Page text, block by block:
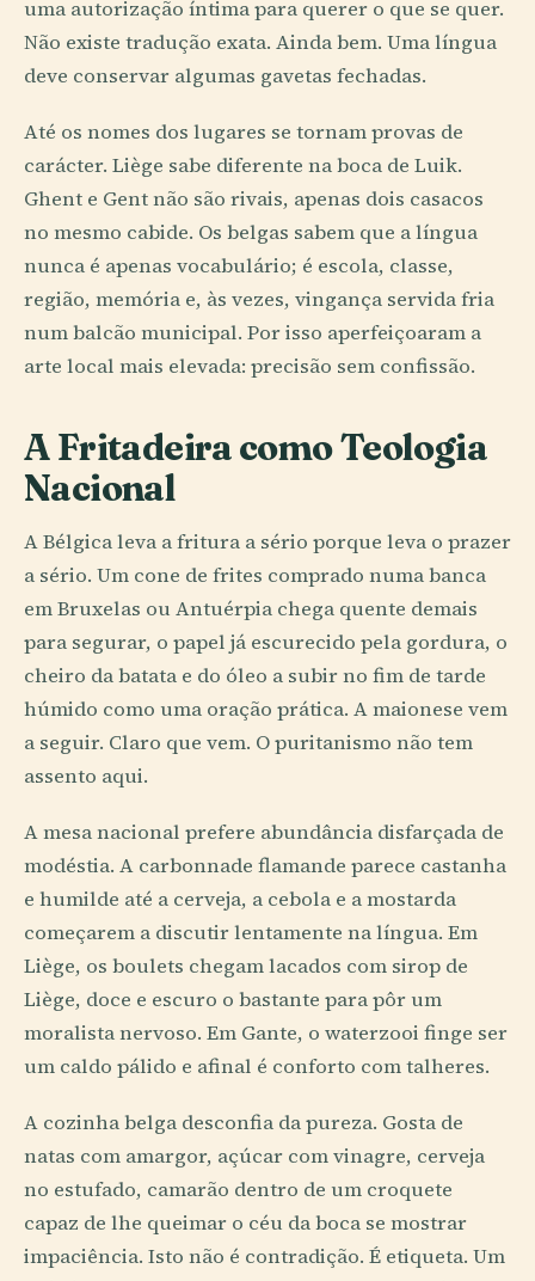
uma autorização íntima para querer o que se quer.
Não existe tradução exata. Ainda bem. Uma língua
deve conservar algumas gavetas fechadas.
Até os nomes dos lugares se tornam provas de
carácter. Liège sabe diferente na boca de Luik.
Ghent e Gent não são rivais, apenas dois casacos
no mesmo cabide. Os belgas sabem que a língua
nunca é apenas vocabulário; é escola, classe,
região, memória e, às vezes, vingança servida fria
num balcão municipal. Por isso aperfeiçoaram a
arte local mais elevada: precisão sem confissão.
A Fritadeira como Teologia
Nacional
A Bélgica leva a fritura a sério porque leva o prazer
a sério. Um cone de frites comprado numa banca
em Bruxelas ou Antuérpia chega quente demais
para segurar, o papel já escurecido pela gordura, o
cheiro da batata e do óleo a subir no fim de tarde
húmido como uma oração prática. A maionese vem
a seguir. Claro que vem. O puritanismo não tem
assento aqui.
A mesa nacional prefere abundância disfarçada de
modéstia. A carbonnade flamande parece castanha
e humilde até a cerveja, a cebola e a mostarda
começarem a discutir lentamente na língua. Em
Liège, os boulets chegam lacados com sirop de
Liège, doce e escuro o bastante para pôr um
moralista nervoso. Em Gante, o waterzooi finge ser
um caldo pálido e afinal é conforto com talheres.
A cozinha belga desconfia da pureza. Gosta de
natas com amargor, açúcar com vinagre, cerveja
no estufado, camarão dentro de um croquete
capaz de lhe queimar o céu da boca se mostrar
impaciência. Isto não é contradição. É etiqueta. Um